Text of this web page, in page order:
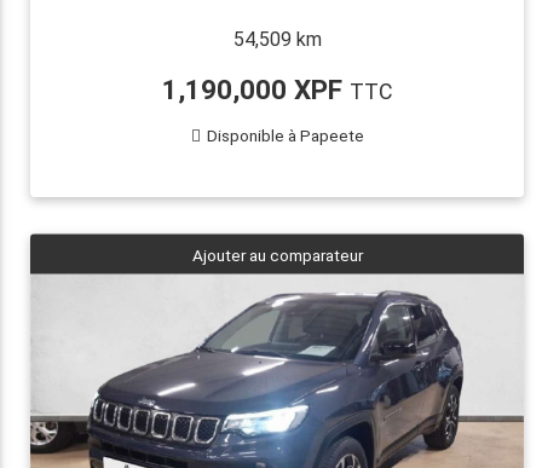
54,509 km
1,190,000 XPF TTC
Disponible à Papeete
Ajouter au comparateur